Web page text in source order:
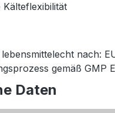
Kälteflexibilität
nach:
gemäß GMP
Daten